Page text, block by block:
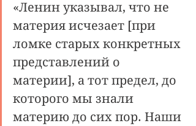
«Ленин указывал, что не
материя исчезает [при
ломке старых конкретных
представлений о
материи], а тот предел, до
которого мы знали
материю до сих пор. Наши